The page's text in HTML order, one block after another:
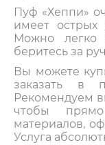
Пуф «Хеппи»
имеет острых
Можно легко
беритесь за
Вы можете
заказать в
Рекомендуем
чтобы
материалов,
Услуга